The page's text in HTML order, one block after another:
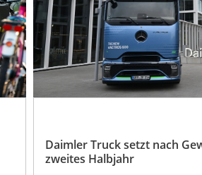
Daimler Truck setzt nach
zweites Halbjahr